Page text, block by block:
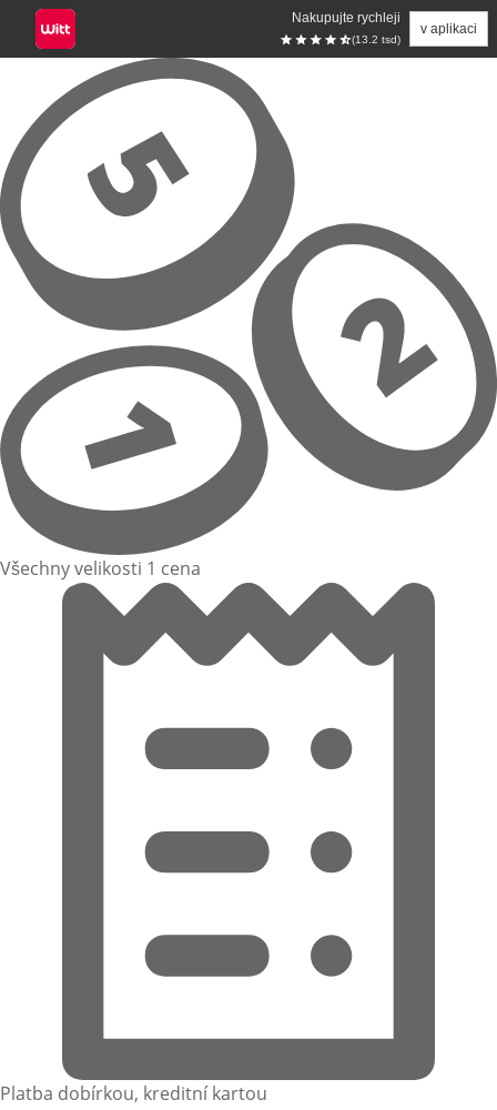
Nakupujte rychleji
(13.2 tsd)
v aplikaci
Přeskočit na hlavní obsah
Všechny velikosti 1 cena
Platba dobírkou, kreditní kartou